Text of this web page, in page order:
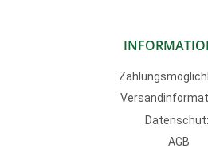
AGB